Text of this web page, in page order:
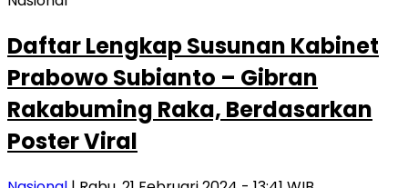
Daftar Lengkap Susunan Kabinet
Prabowo Subianto – Gibran
Rakabuming Raka, Berdasarkan
Poster Viral